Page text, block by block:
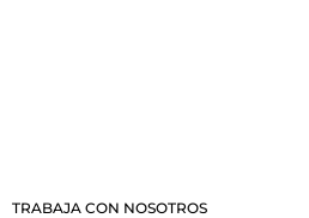
TRABAJA CON NOSOTROS